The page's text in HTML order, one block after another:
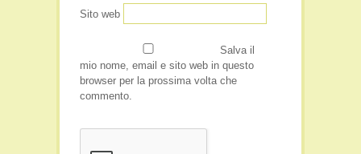
Sito web
Salva il
mio nome, email e sito web in questo
browser per la prossima volta che
commento.